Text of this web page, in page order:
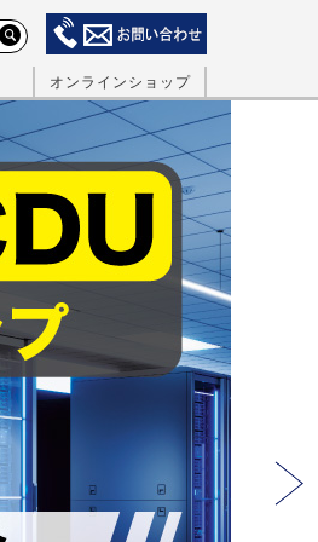
オンラインショップ